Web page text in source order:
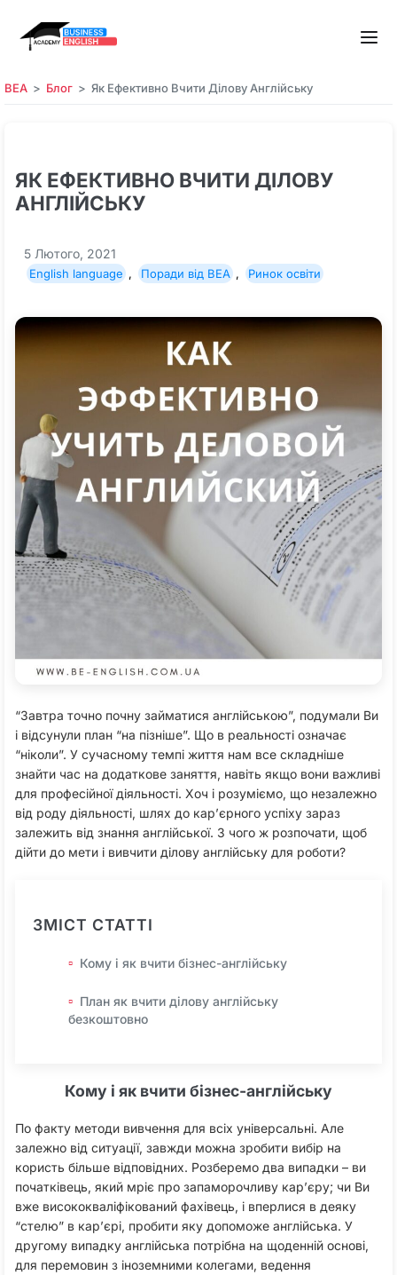
BEA Блог Як Ефективно Вчити Ділову Англійську
ЯК ЕФЕКТИВНО ВЧИТИ ДІЛОВУ
АНГЛІЙСЬКУ
5 Лютого, 2021
English language , Поради від BEA , Ринок освіти
“Завтра точно почну займатися англійською”, подумали Ви
і відсунули план “на пізніше”. Що в реальності означає
“ніколи”. У сучасному темпі життя нам все складніше
знайти час на додаткове заняття, навіть якщо вони важливі
для професійної діяльності. Хоч і розуміємо, що незалежно
від роду діяльності, шлях до кар’єрного успіху зараз
залежить від знання англійської. З чого ж розпочати, щоб
дійти до мети і вивчити ділову англійську для роботи?
ЗМІСТ СТАТТІ
Кому і як вчити бізнес-англійську
План як вчити ділову англійську
безкоштовно
Кому і як вчити бізнес-англійську
По факту методи вивчення для всіх універсальні. Але
залежно від ситуації, завжди можна зробити вибір на
користь більше відповідних. Розберемо два випадки – ви
початківець, який мріє про запаморочливу кар’єру; чи Ви
вже висококваліфікований фахівець, і вперлися в деяку
“стелю” в кар’єрі, пробити яку допоможе англійська. У
другому випадку англійська потрібна на щоденній основі,
для перемовин з іноземними колегами, ведення